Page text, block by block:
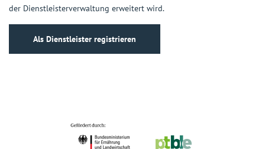
der Dienstleisterverwaltung erweitert wird.
Als Dienstleister registrieren